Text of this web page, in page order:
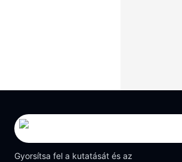
Gyorsítsa fel a kutatását és az